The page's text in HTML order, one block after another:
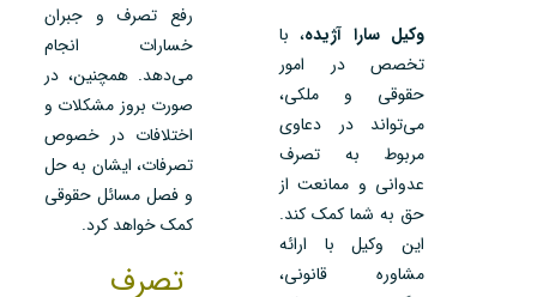
وکیل سارا آژیده، با
تخصص در امور
حقوقی و ملکی،
می‌تواند در دعاوی
مربوط به تصرف
عدوانی و ممانعت از
حق به شما کمک کند.
این وکیل با ارائه
مشاوره قانونی،
رفع تصرف و جبران
خسارات انجام
می‌دهد. همچنین، در
صورت بروز مشکلات و
اختلافات در خصوص
تصرفات، ایشان به حل
و فصل مسائل حقوقی
کمک خواهد کرد.
تصرف